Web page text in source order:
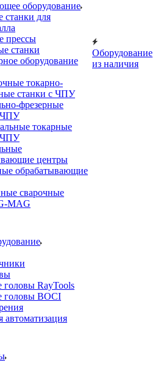
оборудование
для
прессы
станки
оборудование
токарно-
станки с ЧПУ
фрезерные
ЧПУ
токарные
ЧПУ
центры
обрабатывающие
сварочные
MAG
головы RayTools
головы BOCI
Оборудование
из наличия